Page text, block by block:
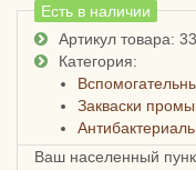
Есть в наличии
Артикул товара:
Категория:
Закваски
Ваш населенный